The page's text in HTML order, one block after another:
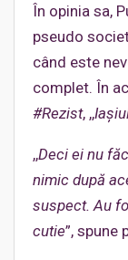
În opinia sa,
pseudo
când este
complet. În
#Rezist, ,,
,,Deci ei nu
nimic după
suspect. Au
cutie”, spune